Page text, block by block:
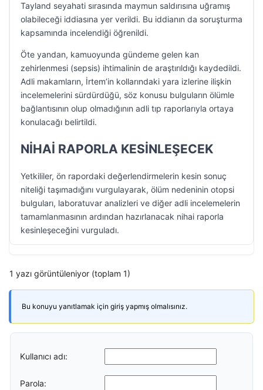
Tayland seyahati sırasında maymun saldırısına uğramış
olabileceği iddiasına yer verildi. Bu iddianın da soruşturma
kapsamında incelendiği öğrenildi.
Öte yandan, kamuoyunda gündeme gelen kan
zehirlenmesi (sepsis) ihtimalinin de araştırıldığı kaydedildi.
Adli makamların, İrtem’in kollarındaki yara izlerine ilişkin
incelemelerini sürdürdüğü, söz konusu bulguların ölümle
bağlantısının olup olmadığının adli tıp raporlarıyla ortaya
konulacağı belirtildi.
NİHAİ RAPORLA KESİNLEŞECEK
Yetkililer, ön rapordaki değerlendirmelerin kesin sonuç
niteliği taşımadığını vurgulayarak, ölüm nedeninin otopsi
bulguları, laboratuvar analizleri ve diğer adli incelemelerin
tamamlanmasının ardından hazırlanacak nihai raporla
kesinleşeceğini vurguladı.
1 yazı görüntüleniyor (toplam 1)
Bu konuyu yanıtlamak için giriş yapmış olmalısınız.
Kullanıcı adı:
Parola: